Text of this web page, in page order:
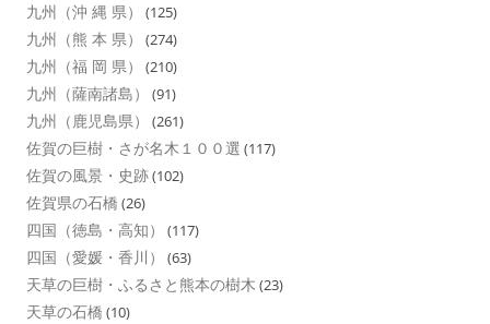
九州（沖 縄 県） (125)
九州（熊 本 県） (274)
九州（福 岡 県） (210)
九州（薩南諸島） (91)
九州（鹿児島県） (261)
佐賀の巨樹・さが名木１００選 (117)
佐賀の風景・史跡(102)
佐賀県の石橋 (26)
四国（徳島・高知） (117)
四国（愛媛・香川） (63)
天草の巨樹・ふるさと熊本の樹木 (23)
天草の石橋 (10)